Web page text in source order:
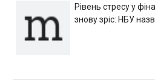
Рівень стресу у
знову зріс: НБУ